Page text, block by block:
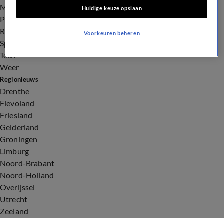
Milieu en Gezondheid
Politiek
Royalty
Sport
Tech
Weer
Regionieuws
Drenthe
Flevoland
Friesland
Gelderland
Groningen
Limburg
Noord-Brabant
Noord-Holland
Overijssel
Utrecht
Zeeland
Huidige keuze opslaan
Voorkeuren beheren